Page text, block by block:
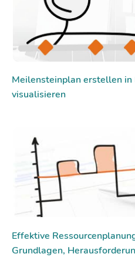
Meilensteinplan erstellen in
visualisieren
Effektive
Grundlagen,